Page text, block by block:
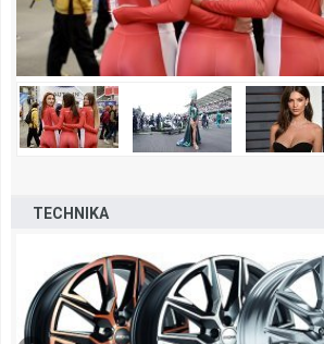
TECHNIKA